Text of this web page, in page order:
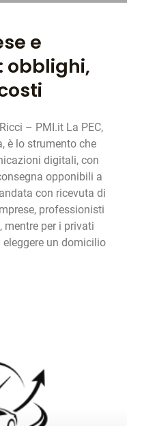
e
obblighi,
– PMI.it La PEC,
è lo strumento che
digitali, con
opponibili a
con ricevuta di
professionisti
per i privati
un domicilio